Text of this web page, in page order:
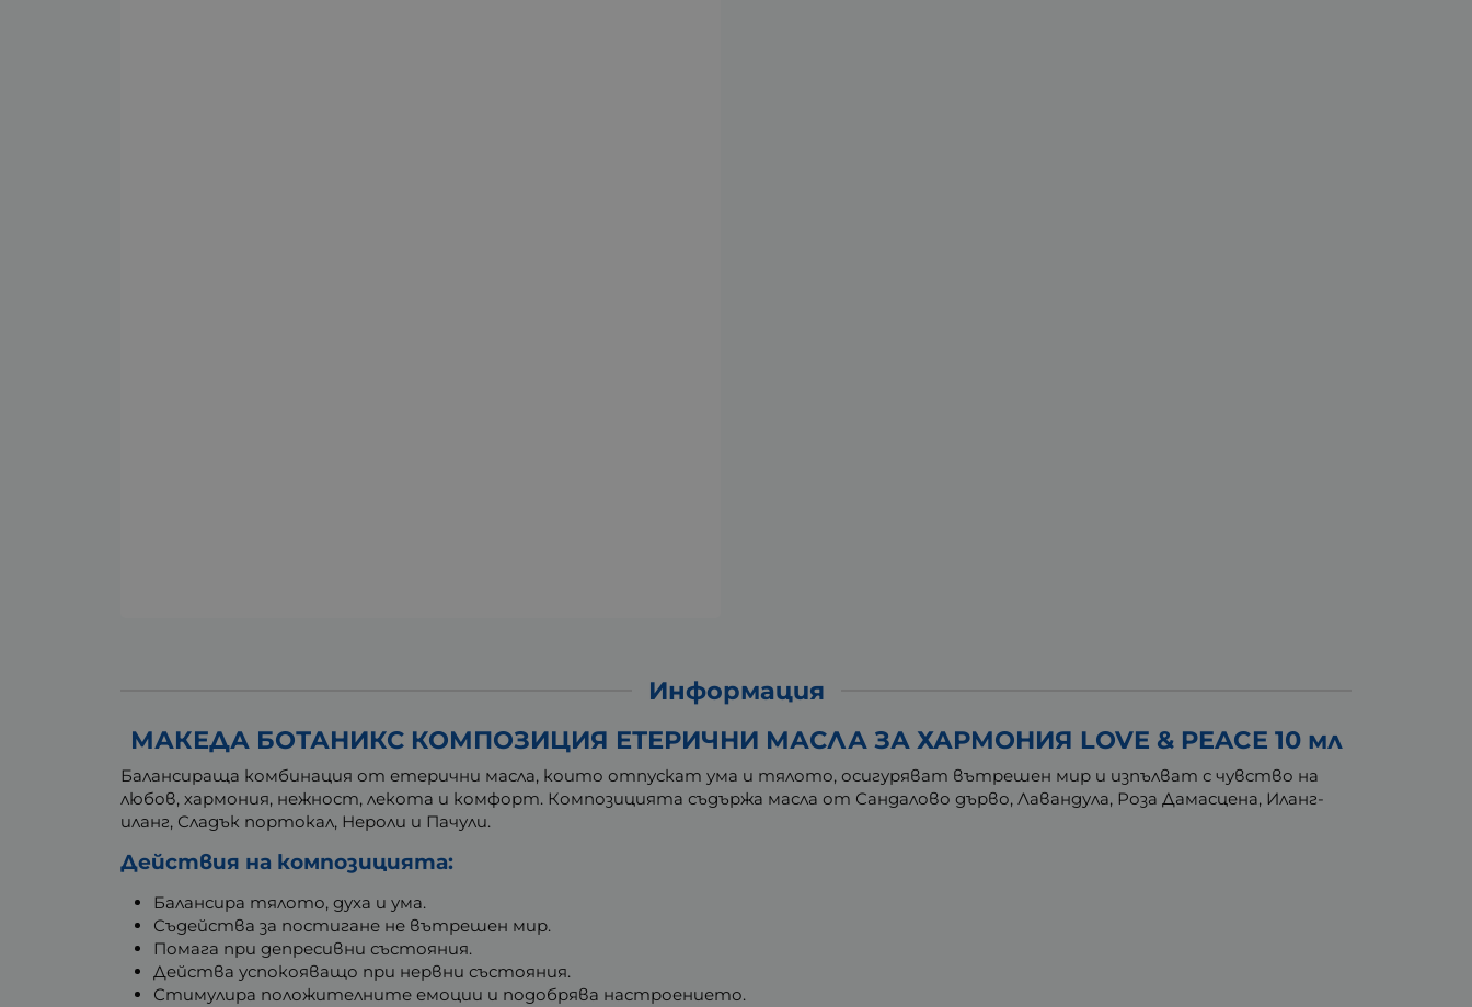
Информация
МАКЕДА БОТАНИКС КОМПОЗИЦИЯ ЕТЕРИЧНИ МАСЛА ЗА ХАРМОНИЯ LOVE & PEACE 10 мл
Балансираща комбинация от етерични масла, които отпускат ума и тялото, осигуряват вътрешен мир и изпълват с чувство на
любов, хармония, нежност, лекота и комфорт. Композицията съдържа масла от Сандалово дърво, Лавандула, Роза Дамасцена, Иланг-
иланг, Сладък портокал, Нероли и Пачули.
Действия на композицията:
Балансира тялото, духа и ума.
Съдейства за постигане не вътрешен мир.
Помага при депресивни състояния.
Действа успокояващо при нервни състояния.
Стимулира положителните емоции и подобрява настроението.